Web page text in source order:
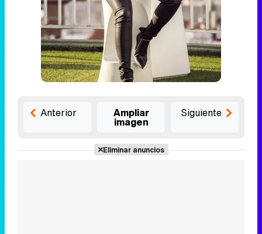
Anterior Ampliar
imagen
Siguiente
Eliminar anuncios